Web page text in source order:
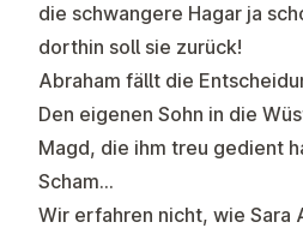
die schwangere Hagar ja
dorthin soll sie zurück!
Abraham fällt die
Den eigenen Sohn in die
Magd, die ihm treu gedient
Scham…
Wir erfahren nicht, wie Sara